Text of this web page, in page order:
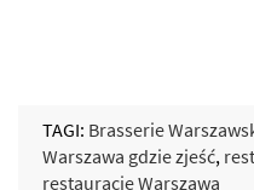
TAGI: Brasserie
Warszawa gdzie zjeść,
restauracje Warszawa